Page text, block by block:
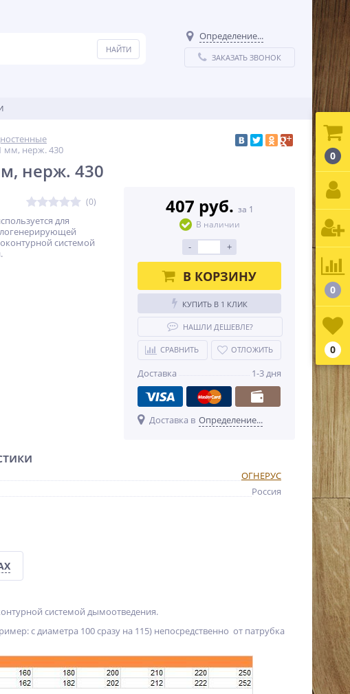
Определение...
ЗАКАЗАТЬ ЗВОНОК
мм, нерж. 430
нерж. 430
(0)
для
системой
407 руб. за 1
В наличии
- +
В КОРЗИНУ
КУПИТЬ В 1 КЛИК
НАШЛИ ДЕШЕВЛЕ?
СРАВНИТЬ ОТЛОЖИТЬ
Доставка 1-3 дня
Доставка в Определение...
ОГНЕРУС
Россия
системой дымоотведения.
с диаметра 100 сразу на 115) непосредственно от патрубка
0
0
0